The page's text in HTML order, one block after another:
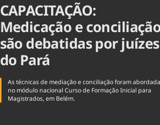
CAPACITAÇÃO:
Medicação e
são debatidas por juízes
do Pará
As técnicasde mediação e conciliação foram
no módulo nacional Curso de Formação Inicial para
Magistrados, em Belém.